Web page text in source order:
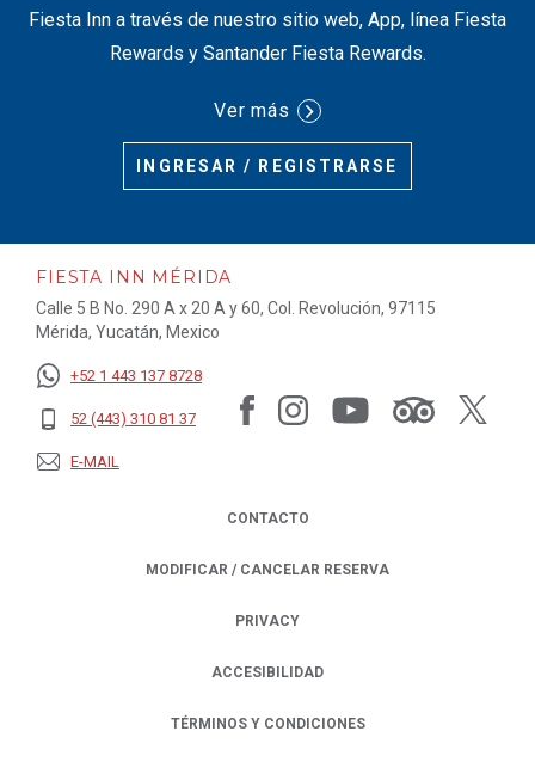
Fiesta Inn a través de nuestro sitio web, App, línea Fiesta
Rewards y Santander Fiesta Rewards.
Ver más
INGRESAR / REGISTRARSE
FIESTA INN MÉRIDA
Calle 5 B No. 290 A x 20 A y 60, Col. Revolución, 97115
Mérida, Yucatán, Mexico
+52 1 443 137 8728
52 (443) 310 81 37
E-MAIL
CONTACTO
MODIFICAR / CANCELAR RESERVA
PRIVACY
OPENS IN A NEW TAB.
ACCESIBILIDAD
TÉRMINOS Y CONDICIONES